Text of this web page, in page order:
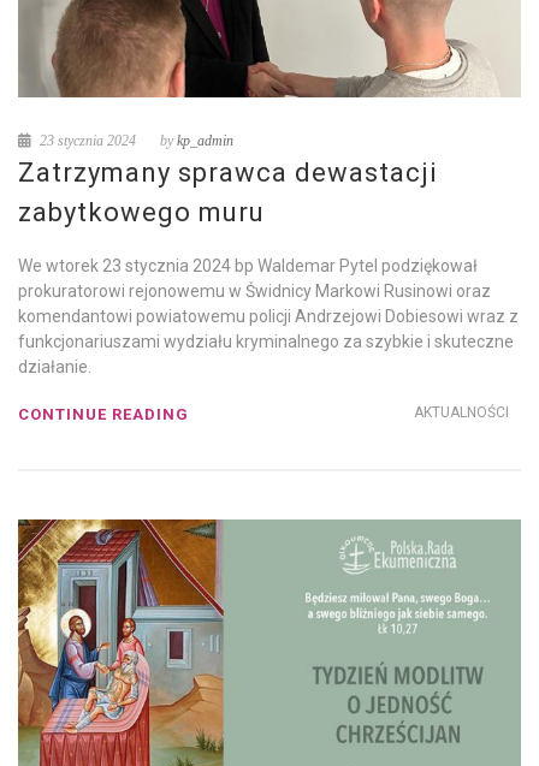
23 stycznia 2024 bykp_admin
Zatrzymany sprawca dewastacji
zabytkowego muru
We wtorek 23 stycznia 2024 bp Waldemar Pytel podziękował
prokuratorowi rejonowemu w Świdnicy Markowi Rusinowi oraz
komendantowi powiatowemu policji Andrzejowi Dobiesowi wraz z
funkcjonariuszami wydziału kryminalnego za szybkie i skuteczne
działanie.
AKTUALNOŚCI
CONTINUE READING